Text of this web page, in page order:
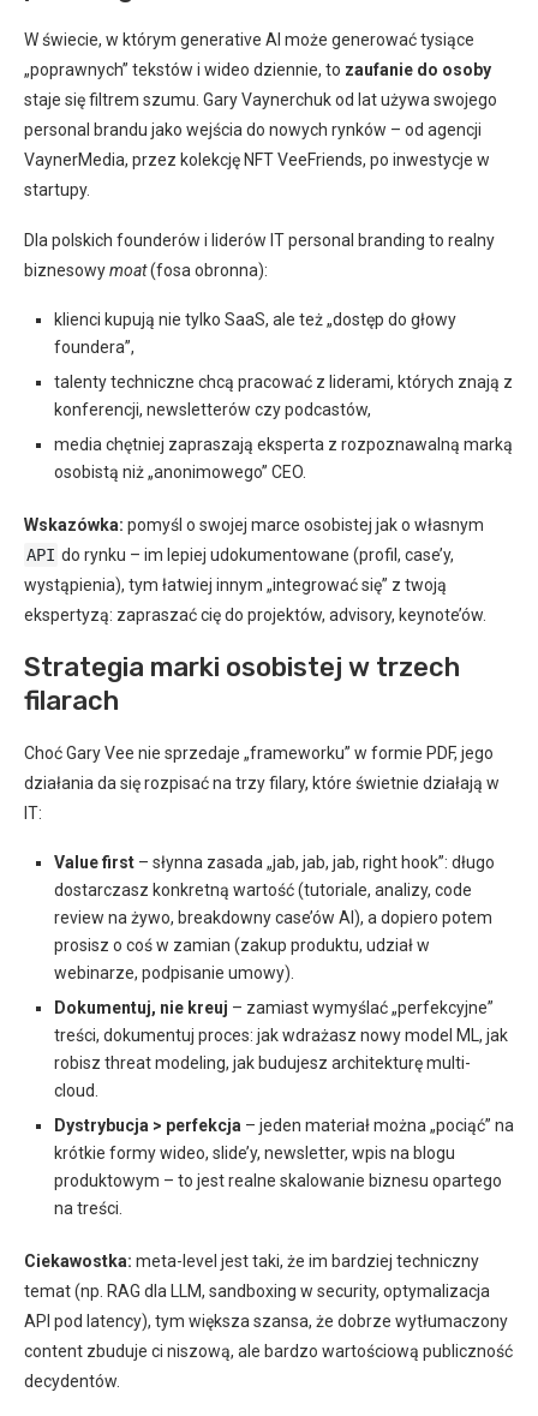
W świecie, w którym generative AI może generować tysiące
„poprawnych” tekstów i wideo dziennie, to zaufanie do osoby
staje się filtrem szumu. Gary Vaynerchuk od lat używa swojego
personal brandu jako wejścia do nowych rynków – od agencji
VaynerMedia, przez kolekcję NFT VeeFriends, po inwestycje w
startupy.
Dla polskich founderów i liderów IT personal branding to realny
biznesowymoat(fosa obronna):
klienci kupują nie tylko SaaS, ale też „dostęp do głowy
foundera”,
talenty techniczne chcą pracować z liderami, których znają z
konferencji, newsletterów czy podcastów,
media chętniej zapraszają eksperta z rozpoznawalną marką
osobistą niż „anonimowego” CEO.
Wskazówka: pomyśl o swojej marce osobistej jak o własnym
API do rynku – im lepiej udokumentowane (profil, case’y,
wystąpienia), tym łatwiej innym „integrować się” z twoją
ekspertyzą: zapraszać cię do projektów, advisory, keynote’ów.
Strategia marki osobistej w trzech
filarach
Choć Gary Vee nie sprzedaje „frameworku” w formie PDF, jego
działania da się rozpisać na trzy filary, które świetnie działają w
IT:
Value first – słynna zasada „jab, jab, jab, right hook”: długo
dostarczasz konkretną wartość (tutoriale, analizy, code
review na żywo, breakdowny case’ów AI), a dopiero potem
prosisz o coś w zamian (zakup produktu, udział w
webinarze, podpisanie umowy).
Dokumentuj, nie kreuj – zamiast wymyślać „perfekcyjne”
treści, dokumentuj proces: jak wdrażasz nowy model ML, jak
robisz threat modeling, jak budujesz architekturę multi-
cloud.
Dystrybucja > perfekcja – jeden materiał można „pociąć” na
krótkie formy wideo, slide’y, newsletter, wpis na blogu
produktowym – to jest realne skalowanie biznesu opartego
na treści.
Ciekawostka: meta-level jest taki, że im bardziej techniczny
temat (np. RAG dla LLM, sandboxing w security, optymalizacja
API pod latency), tym większa szansa, że dobrze wytłumaczony
content zbuduje ci niszową, ale bardzo wartościową publiczność
decydentów.